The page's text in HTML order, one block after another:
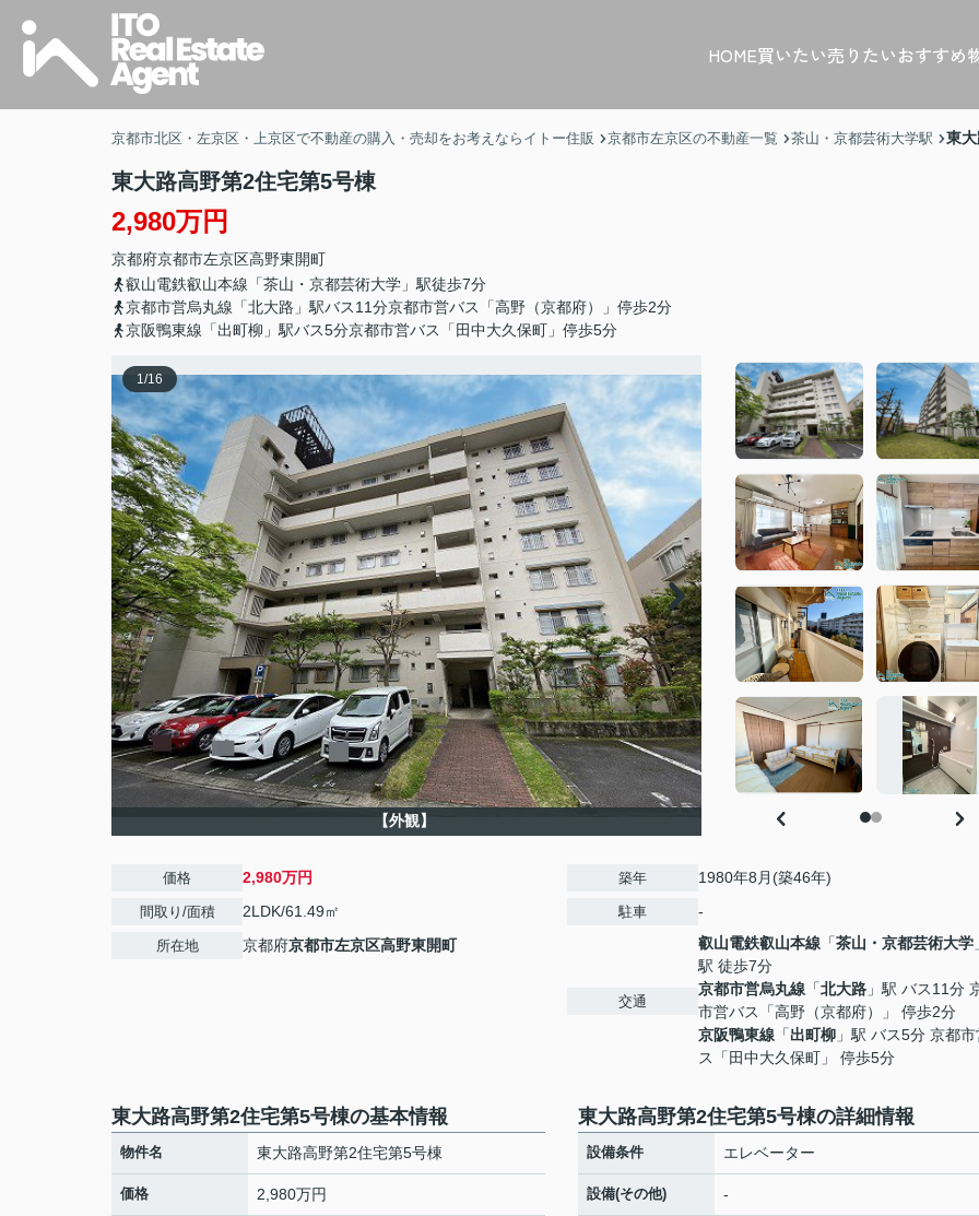
HOME買いたい売りたいおすすめ
京都市北区・左京区・上京区で不動産の購入・売却をお考えならイトー住販 京都市左京区の不動産一覧 茶山・京都芸術大学駅 東
東大路高野第2住宅第5号棟
2,980万円
京都府京都市左京区高野東開町
叡山電鉄叡山本線「茶山・京都芸術大学」駅徒歩7分
京都市営烏丸線「北大路」駅バス11分京都市営バス「高野（京都府）」停歩2分
京阪鴨東線「出町柳」駅バス5分京都市営バス「田中大久保町」停歩5分
1/16
【外観】
価格 2,980万円
間取り/面積 2LDK/61.49㎡
所在地 京都府京都市左京区高野東開町
築年 1980年8月(築46年)
駐車 -
交通
叡山電鉄叡山本線 「茶山・京都芸術大学
駅 徒歩7分
京都市営烏丸線 「北大路 」駅 バス11分
市営バス「高野（京都府）」 停歩2分
京阪鴨東線 「出町柳 」駅 バス5分 京都
ス「田中大久保町」 停歩5分
東大路高野第2住宅第5号棟の基本情報
物件名 東大路高野第2住宅第5号棟
価格 2,980万円
東大路高野第2住宅第5号棟の詳細情報
設備条件 エレベーター
設備(その他) -